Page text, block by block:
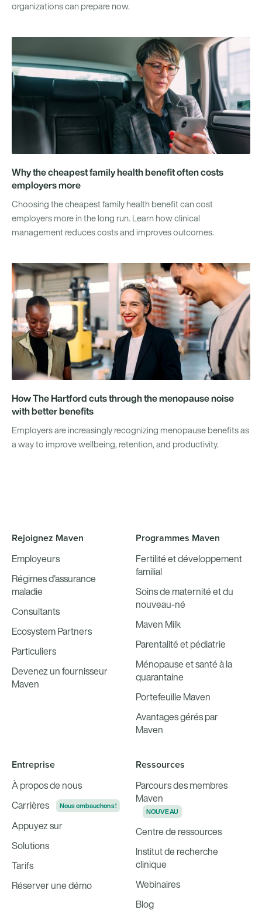
organizations can prepare now.
Why the cheapest family health benefit often costs
employers more
Choosing the cheapest family health benefit can cost
employers more in the long run. Learn how clinical
management reduces costs and improves outcomes.
How The Hartford cuts through the menopause noise
with better benefits
Employers are increasingly recognizing menopause benefits as
a way to improve wellbeing, retention, and productivity.
Rejoignez Maven
Employeurs
Régimes d'assurance
maladie
Consultants
Ecosystem Partners
Particuliers
Devenez un fournisseur
Maven
Programmes Maven
Fertilité et développement
familial
Soins de maternité et du
nouveau-né
Maven Milk
Parentalité et pédiatrie
Ménopause et santé à la
quarantaine
Portefeuille Maven
Avantages gérés par
Maven
Entreprise
À propos de nous
Carrières
Nous embauchons !
Appuyez sur
Solutions
Tarifs
Réserver une démo
Ressources
Parcours des membres
Maven
NOUVEAU
Centre de ressources
Institut de recherche
clinique
Webinaires
Blog